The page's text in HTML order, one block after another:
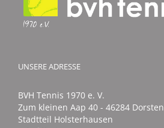
UNSERE ADRESSE
BVH Tennis 1970 e. V.
Zum kleinen Aap 40 - 46284 Dorsten
Stadtteil Holsterhausen